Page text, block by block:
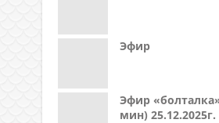
Эфир
Эфир
мин) 25.12.2025г.